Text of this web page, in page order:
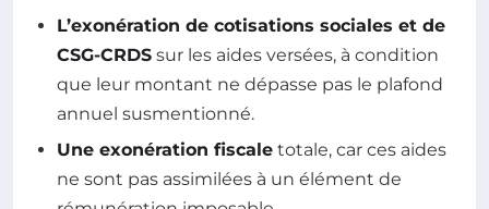
L’exonération de cotisations sociales et de
CSG-CRDS sur les aides versées, à condition
que leur montant ne dépasse pas le plafond
annuel susmentionné.
Une exonération fiscale totale, car ces aides
ne sont pas assimilées à un élément de